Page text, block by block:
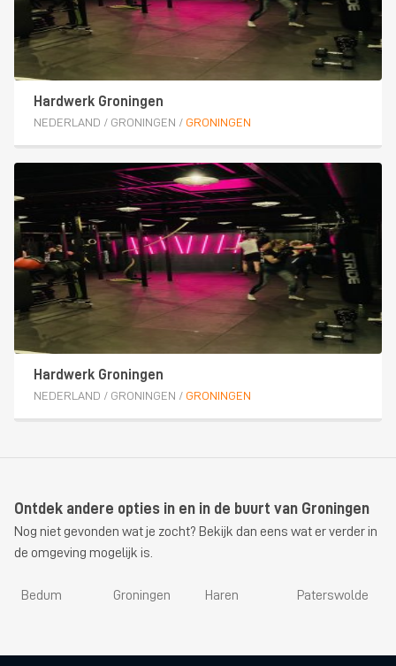
Hardwerk Groningen
NEDERLAND / GRONINGEN / GRONINGEN
Hardwerk Groningen
NEDERLAND / GRONINGEN / GRONINGEN
Ontdek andere opties in en in de buurt van Groningen
Nog niet gevonden wat je zocht? Bekijk dan eens wat er verder in
de omgeving mogelijk is.
Bedum Groningen Haren Paterswolde